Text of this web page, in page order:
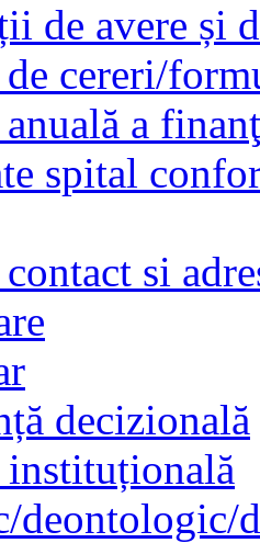
de avere și
cereri/
a
spital
si
decizională
deontologic/